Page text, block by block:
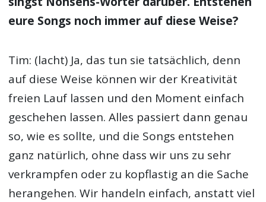
eure Songs noch immer auf diese Weise?
Tim: (lacht) Ja, das tun sie tatsächlich, denn
auf diese Weise können wir der Kreativität
freien Lauf lassen und den Moment einfach
geschehen lassen. Alles passiert dann genau
so, wie es sollte, und die Songs entstehen
ganz natürlich, ohne dass wir uns zu sehr
verkrampfen oder zu kopflastig an die Sache
herangehen. Wir handeln einfach, anstatt viel